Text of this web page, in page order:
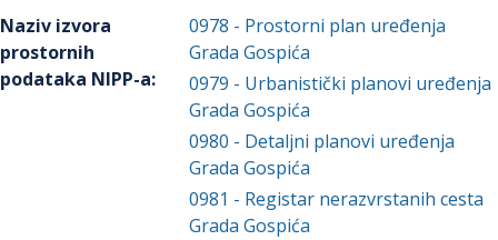
Naziv izvora
prostornih
podataka NIPP-a:
0978 - Prostorni plan uređenja
Grada Gospića
0979 - Urbanistički planovi uređenja
Grada Gospića
0980 - Detaljni planovi uređenja
Grada Gospića
0981 - Registar nerazvrstanih cesta
Grada Gospića